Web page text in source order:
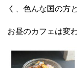
く、色んな国の方
お昼のカフェは変